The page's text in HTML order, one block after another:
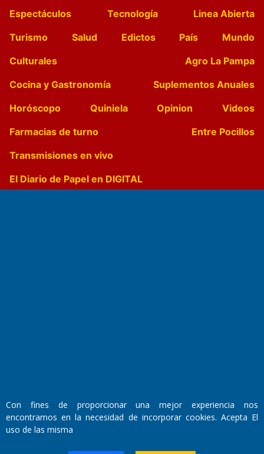
Espectáculos
Tecnología
Linea Abierta
Turismo
Salud Edictos País
Mundo
Culturales
Agro La Pampa
Cocina y Gastronomía
Suplementos Anuales
Horóscopo
Quiniela Opinion
Videos
Farmacias de turno
Entre Pocillos
Transmisiones en vivo
El Diario de Papel en DIGITAL
Director Periodístico:
Walter René Goñi
Con fines de proporcionar una mejor experiencia nos
encontramos en la necesidad de incorporar cookies. Acepta El
uso de las misma